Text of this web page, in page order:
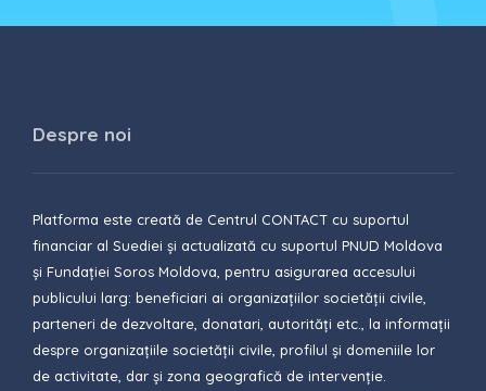
Despre noi
Platforma este creată de Centrul CONTACT cu suportul
financiar al Suediei și actualizată cu suportul PNUD Moldova
și Fundației Soros Moldova, pentru asigurarea accesului
publicului larg: beneficiari ai organizațiilor societății civile,
parteneri de dezvoltare, donatari, autorități etc., la informații
despre organizațiile societății civile, profilul și domeniile lor
de activitate, dar și zona geografică de intervenție.